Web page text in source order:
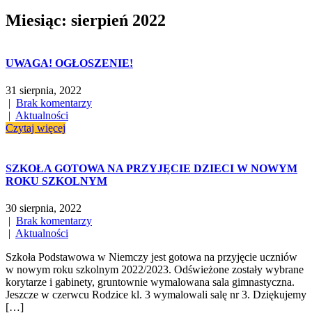
Miesiąc: sierpień 2022
UWAGA! OGŁOSZENIE!
31 sierpnia, 2022
| Brak komentarzy
| Aktualności
Czytaj więcej
SZKOŁA GOTOWA NA PRZYJĘCIE DZIECI W NOWYM
ROKU SZKOLNYM
30 sierpnia, 2022
| Brak komentarzy
| Aktualności
Szkoła Podstawowa w Niemczy jest gotowa na przyjęcie uczniów
w nowym roku szkolnym 2022/2023. Odświeżone zostały wybrane
korytarze i gabinety, gruntownie wymalowana sala gimnastyczna.
Jeszcze w czerwcu Rodzice kl. 3 wymalowali salę nr 3. Dziękujemy
[…]